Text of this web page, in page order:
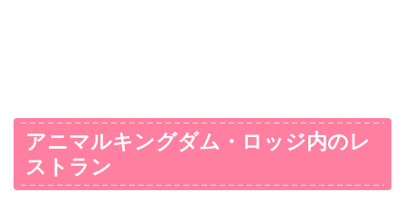
アニマルキングダム・ロッジ内のレ
ストラン